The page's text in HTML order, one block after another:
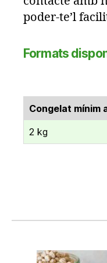
poder-te’l
Formats
Congelat mínim
2 kg